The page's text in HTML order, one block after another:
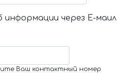
через Е-маил
Ваш контактный номер